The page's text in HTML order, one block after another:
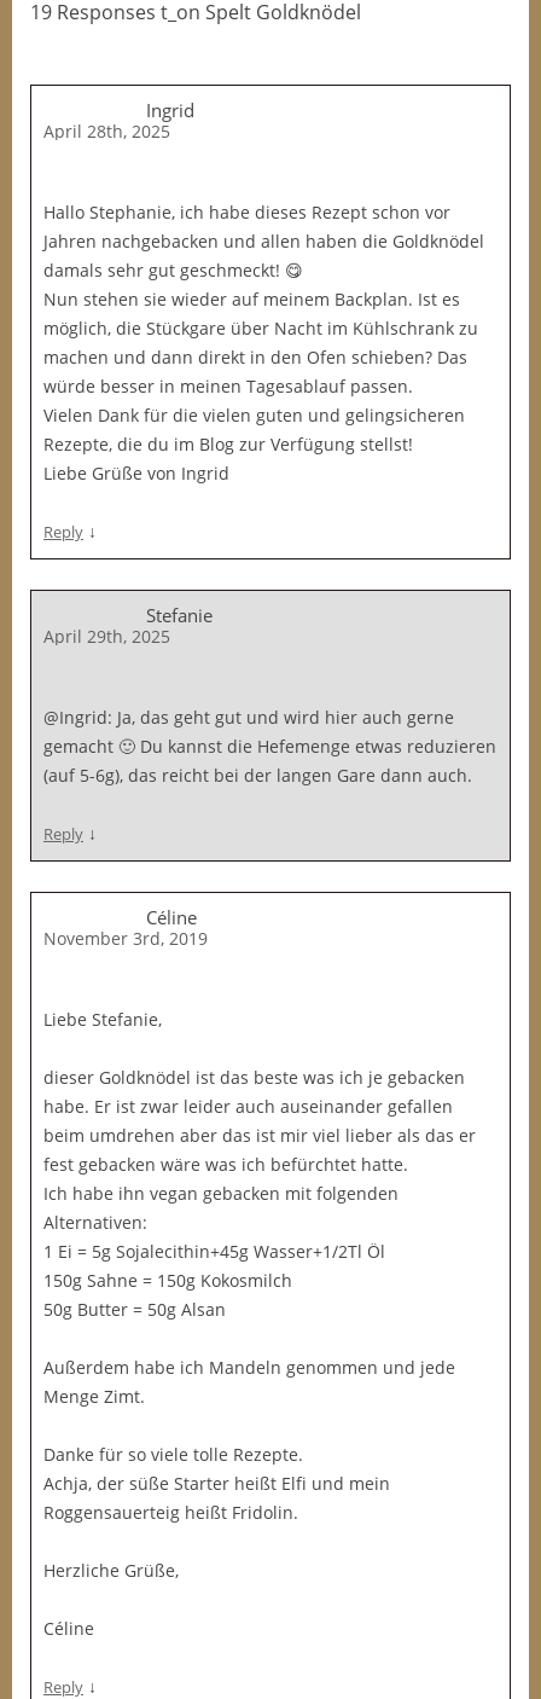
19 Responses t_on Spelt Goldknödel
Ingrid
April 28th, 2025
Hallo Stephanie, ich habe dieses Rezept schon vor
Jahren nachgebacken und allen haben die Goldknödel
damals sehr gut geschmeckt! 😋
Nun stehen sie wieder auf meinem Backplan. Ist es
möglich, die Stückgare über Nacht im Kühlschrank zu
machen und dann direkt in den Ofen schieben? Das
würde besser in meinen Tagesablauf passen.
Vielen Dank für die vielen guten und gelingsicheren
Rezepte, die du im Blog zur Verfügung stellst!
Liebe Grüße von Ingrid
Reply ↓
Stefanie
April 29th, 2025
@Ingrid: Ja, das geht gut und wird hier auch gerne
gemacht 🙂 Du kannst die Hefemenge etwas reduzieren
(auf 5-6g), das reicht bei der langen Gare dann auch.
Reply ↓
Céline
November 3rd, 2019
Liebe Stefanie,
dieser Goldknödel ist das beste was ich je gebacken
habe. Er ist zwar leider auch auseinander gefallen
beim umdrehen aber das ist mir viel lieber als das er
fest gebacken wäre was ich befürchtet hatte.
Ich habe ihn vegan gebacken mit folgenden
Alternativen:
1 Ei = 5g Sojalecithin+45g Wasser+1/2Tl Öl
150g Sahne = 150g Kokosmilch
50g Butter = 50g Alsan
Außerdem habe ich Mandeln genommen und jede
Menge Zimt.
Danke für so viele tolle Rezepte.
Achja, der süße Starter heißt Elfi und mein
Roggensauerteig heißt Fridolin.
Herzliche Grüße,
Céline
Reply ↓